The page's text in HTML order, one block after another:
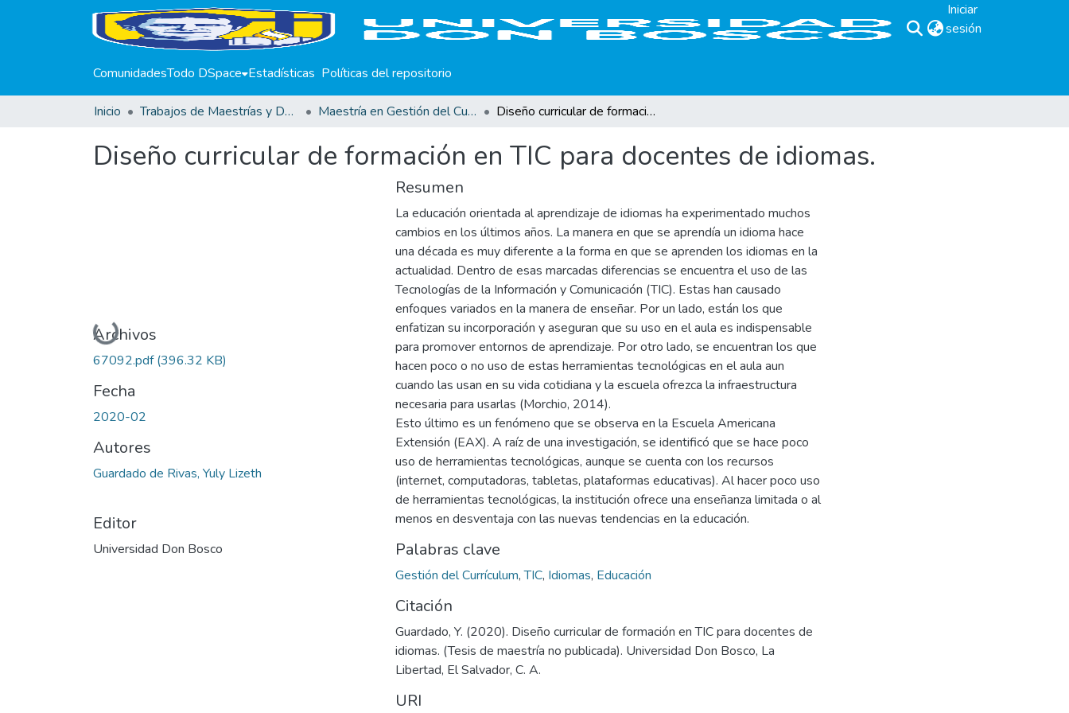
Iniciar
sesión
ComunidadesTodo DSpace Estadísticas Políticas del repositorio
Inicio Trabajos de Maestrías y Doctorados Maestría en Gestión del Curriculum, Didáctica y Evaluación por Competencias Diseño curricular de formación en TIC para docentes de idiomas.
Diseño curricular de formación en TIC para docentes de idiomas.
Cargando...
Archivos
67092.pdf(396.32 KB)
Fecha
2020-02
Autores
Guardado de Rivas, Yuly Lizeth
Editor
Universidad Don Bosco
Resumen
La educación orientada al aprendizaje de idiomas ha experimentado muchos
cambios en los últimos años. La manera en que se aprendía un idioma hace
una década es muy diferente a la forma en que se aprenden los idiomas en la
actualidad. Dentro de esas marcadas diferencias se encuentra el uso de las
Tecnologías de la Información y Comunicación (TIC). Estas han causado
enfoques variados en la manera de enseñar. Por un lado, están los que
enfatizan su incorporación y aseguran que su uso en el aula es indispensable
para promover entornos de aprendizaje. Por otro lado, se encuentran los que
hacen poco o no uso de estas herramientas tecnológicas en el aula aun
cuando las usan en su vida cotidiana y la escuela ofrezca la infraestructura
necesaria para usarlas (Morchio, 2014).
Esto último es un fenómeno que se observa en la Escuela Americana
Extensión (EAX). A raíz de una investigación, se identificó que se hace poco
uso de herramientas tecnológicas, aunque se cuenta con los recursos
(internet, computadoras, tabletas, plataformas educativas). Al hacer poco uso
de herramientas tecnológicas, la institución ofrece una enseñanza limitada o al
menos en desventaja con las nuevas tendencias en la educación.
Palabras clave
Gestión del Currículum,TIC, Idiomas, Educación
Citación
Guardado, Y. (2020). Diseño curricular de formación en TIC para docentes de
idiomas. (Tesis de maestría no publicada). Universidad Don Bosco, La
Libertad, El Salvador, C. A.
URI